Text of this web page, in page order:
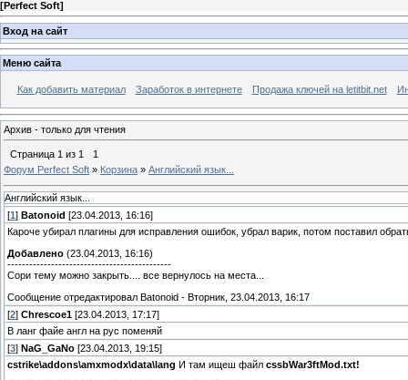
[Perfect Soft]
Вход на сайт
Меню сайта
Как добавить материал Заработок в интернете Продажа ключей на letitbit.net
Архив - только для чтения
Страница 1 из 1
1
Форум Perfect Soft » Корзина » Английский язык...
Английский язык...
[1 ] Batonoid [23.04.2013, 16:16]
Кароче убирал плагины для исправления ошибок, убрал варик, потом поставил
Добавлено (23.04.2013, 16:16)
---------------------------------------------
Сори тему можно закрыть.... все вернулось на места...
Сообщение отредактировал Batonoid - Вторник, 23.04.2013, 16:17
[2] Chrescoe1 [23.04.2013, 17:17]
В ланг файе англ на рус поменяй
[3] NaG_GaNo [23.04.2013, 19:15]
cstrike\addons\amxmodx\data\lang И там ищеш файл cssbWar3ftMod.txt!